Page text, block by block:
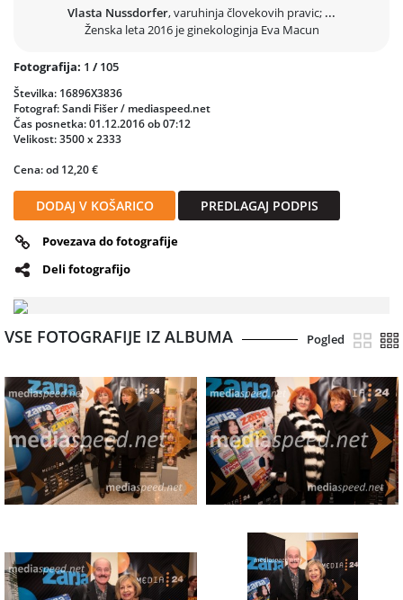
Vlasta Nussdorfer, varuhinja človekovih pravic; ...
Ženska leta 2016 je ginekologinja Eva Macun
Fotografija: 1 /105
Številka: 16896X3836
Fotograf: Sandi Fišer / mediaspeed.net
Čas posnetka: 01.12.2016 ob 07:12
Velikost: 3500 x 2333
Cena: od 12,20 €
DODAJ V KOŠARICO PREDLAGAJ PODPIS
Povezava do fotografije
Deli fotografijo
VSE FOTOGRAFIJE IZ ALBUMA Pogled